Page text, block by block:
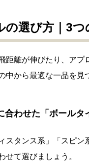
選び方｜3つ
距離が伸びたり、ア
から最適な一品を見
合わせた「ボールタ
スタンス系」「スピ
て選びましょう。